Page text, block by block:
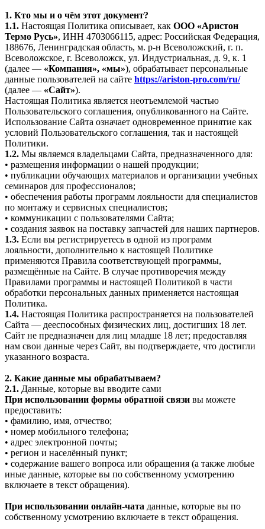
1. Кто мы и о чём этот документ?
1.1. Настоящая Политика описывает, как ООО «Аристон
Термо Русь», ИНН 4703066115, адрес: Российская Федерация,
188676, Ленинградская область, м. р-н Всеволожский, г. п.
Всеволожское, г. Всеволожск, ул. Индустриальная, д. 9, к. 1
(далее — «Компания», «мы»), обрабатывает персональные
данные пользователей на сайте https://ariston-pro.com/ru/
(далее — «Сайт»).
Настоящая Политика является неотъемлемой частью
Пользовательского соглашения, опубликованного на Сайте.
Использование Сайта означает одновременное принятие как
условий Пользовательского соглашения, так и настоящей
Политики.
1.2. Мы являемся владельцами Сайта, предназначенного для:
• размещения информации о нашей продукции;
• публикации обучающих материалов и организации учебных
семинаров для профессионалов;
• обеспечения работы программ лояльности для специалистов
по монтажу и сервисных специалистов;
• коммуникации с пользователями Сайта;
• создания заявок на поставку запчастей для наших партнеров.
1.3. Если вы регистрируетесь в одной из программ
лояльности, дополнительно к настоящей Политике
применяются Правила соответствующей программы,
размещённые на Сайте. В случае противоречия между
Правилами программы и настоящей Политикой в части
обработки персональных данных применяется настоящая
Политика.
1.4. Настоящая Политика распространяется на пользователей
Сайта — дееспособных физических лиц, достигших 18 лет.
Сайт не предназначен для лиц младше 18 лет; предоставляя
нам свои данные через Сайт, вы подтверждаете, что достигли
указанного возраста.
2. Какие данные мы обрабатываем?
2.1. Данные, которые вы вводите сами
При использовании формы обратной связи вы можете
предоставить:
• фамилию, имя, отчество;
• номер мобильного телефона;
• адрес электронной почты;
• регион и населённый пункт;
• содержание вашего вопроса или обращения (а также любые
иные данные, которые вы по собственному усмотрению
включаете в текст обращения).
При использовании онлайн-чата данные, которые вы по
собственному усмотрению включаете в текст обращения.